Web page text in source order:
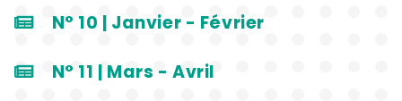
N° 10 | Janvier - Février
N° 11 | Mars - Avril